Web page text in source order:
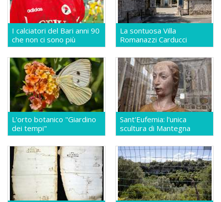
I calciatori del Bari anni 90
che non ci sono più
La sontuosa Villa
Romanazzi Carducci
L'orto botanico "Giardino
dei tempi"
Sant'Eufemia: l'unica
scultura di Mantegna